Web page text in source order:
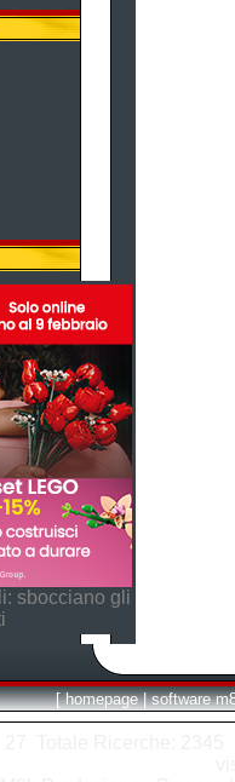
sbocciano gli
[ homepage | software